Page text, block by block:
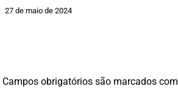
27 de maio de 2024
Campos obrigatórios são marcados com